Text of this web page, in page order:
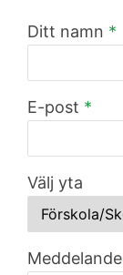
Ditt namn *
E-post *
Välj yta
Meddelande